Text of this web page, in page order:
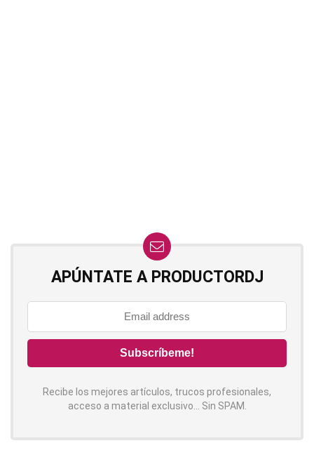
APÚNTATE A PRODUCTORDJ
Recibe los mejores artículos, trucos profesionales,
acceso a material exclusivo... Sin SPAM.